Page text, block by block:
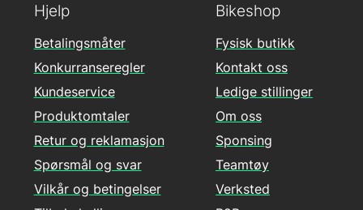
Hjelp
Betalingsmåter
Konkurranseregler
Kundeservice
Produktomtaler
Retur og reklamasjon
Spørsmål og svar
Vilkår og betingelser
Bikeshop
Fysisk butikk
Kontakt oss
Ledige stillinger
Om oss
Sponsing
Teamtøy
Verksted